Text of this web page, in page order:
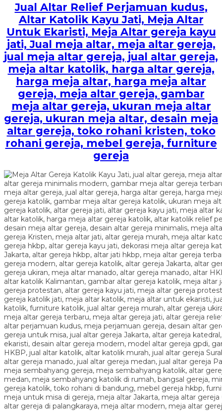
Jual Altar Relief Perjamuan kudus,
Altar Katolik Kayu Jati, Meja Altar
Untuk Ekaristi, Meja Altar gereja kayu
jati, Jual meja altar, meja altar gereja,
jual meja altar gereja, jual altar gereja,
meja altar katolik, harga altar gereja,
harga meja altar, harga meja altar
gereja, meja altar gereja, gambar
meja altar gereja, ukuran meja altar
gereja, ukuran meja altar, desain meja
altar gereja, toko rohani kristen, toko
rohani gereja, mebel gereja, furniture
gereja